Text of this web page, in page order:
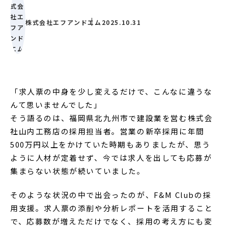
株式会社エフアンドエム 2025.10.31
「求人票の中身を少し変えるだけで、こんなに違うな
んて思いませんでした」
そう語るのは、福岡県北九州市で建設業を営む株式会
社山内工務店の採用担当者。営業の新卒採用に年間
500万円以上をかけていた時期もありましたが、思う
ように人材が定着せず、今では求人を出しても応募が
集まらない状態が続いていました。
そのような状況の中で出会ったのが、F&M Clubの採
用支援。求人票の添削や分析レポートを活用すること
で、応募数が増えただけでなく、採用の考え方にも変